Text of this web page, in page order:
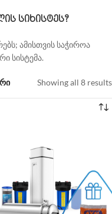
სიხისტეს?
ამისთვის საჭიროა
სისტემა.
Showing all 8 results